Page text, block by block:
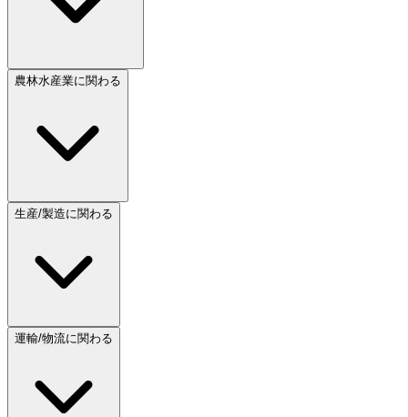
農林水産業に関わる
生産/製造に関わる
運輸/物流に関わる